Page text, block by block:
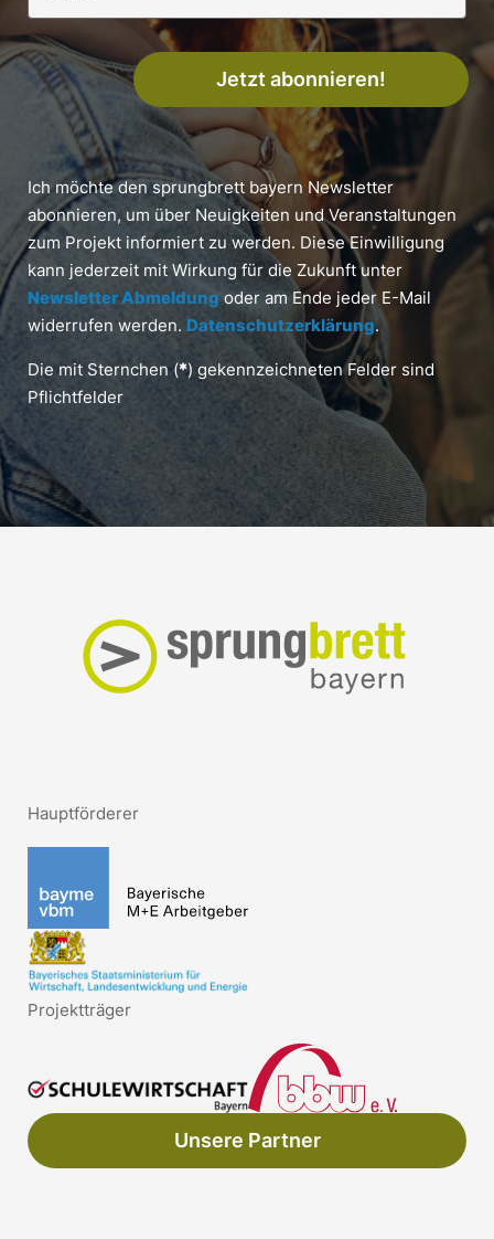
Jetzt abonnieren!
Ich möchte den sprungbrett bayern Newsletter
abonnieren, um über Neuigkeiten und Veranstaltungen
zum Projekt informiert zu werden. Diese Einwilligung
kann jederzeit mit Wirkung für die Zukunft unter
Newsletter Abmeldung oder am Ende jeder E-Mail
widerrufen werden. Datenschutzerklärung.
Die mit Sternchen (*) gekennzeichneten Felder sind
Pflichtfelder
Hauptförderer
Projektträger
Unsere Partner